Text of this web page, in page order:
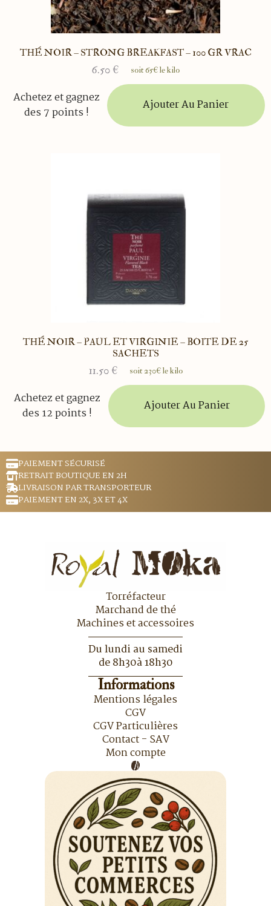
THÉ NOIR – STRONG BREAKFAST – 100 GR VRAC
6.50 € soit 65€ le kilo
Achetez et gagnez
des 7 points !
Ajouter Au Panier
THÉ NOIR – PAUL ET VIRGINIE – BOITE DE 25
SACHETS
11.50 € soit 230€ le kilo
Achetez et gagnez
des 12 points !
Ajouter Au Panier
PAIEMENT SÉCURISÉ
RETRAIT BOUTIQUE EN 2H
LIVRAISON PAR TRANSPORTEUR
PAIEMENT EN 2X, 3X ET 4X
Torréfacteur
Marchand de thé
Machines et accessoires
Du lundi au samedi
de 8h30à 18h30
Informations
Mentions légales
CGV
CGV Particulières
Contact - SAV
Mon compte